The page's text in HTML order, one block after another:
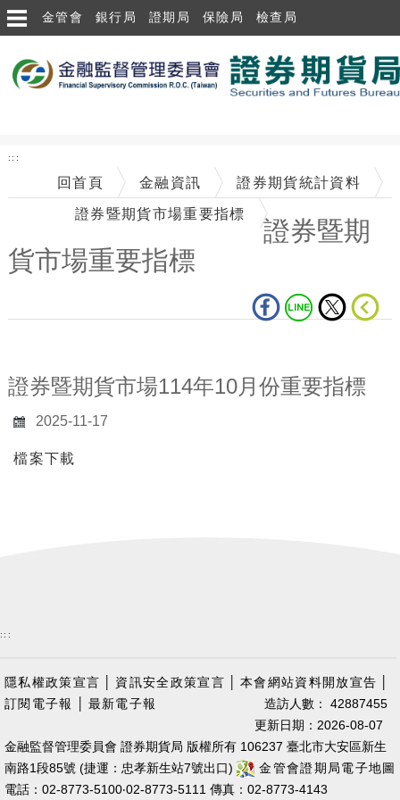
跳到主要內容區塊
金管會 銀行局 證期局 保險局 檢查局
:::
回首頁 金融資訊 證券期貨統計資料
證券暨期貨市場重要指標
證券暨期
貨市場重要指標
證券暨期貨市場114年10月份重要指標
2025-11-17
檔案下載
:::
隱私權政策宣言 資訊安全政策宣言 │本會網站資料開放宣告
訂閱電子報
最新電子報
造訪人數： 42887455
更新日期：2026-08-07
金融監督管理委員會 證券期貨局 版權所有 106237 臺北市大安區新生
南路1段85號 (捷運：忠孝新生站7號出口)
金管會證期局電子地圖
電話：02-8773-5100‧02-8773-5111 傳真：02-8773-4143